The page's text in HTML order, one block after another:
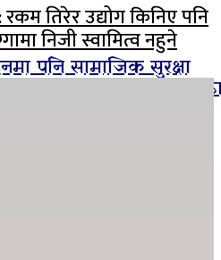
तिरेर उद्योग किनिए पनि
निजी स्वामित्व नहुने
पनि सामाजिक सुरक्षा
बाणगंगा नगरपालिका–८